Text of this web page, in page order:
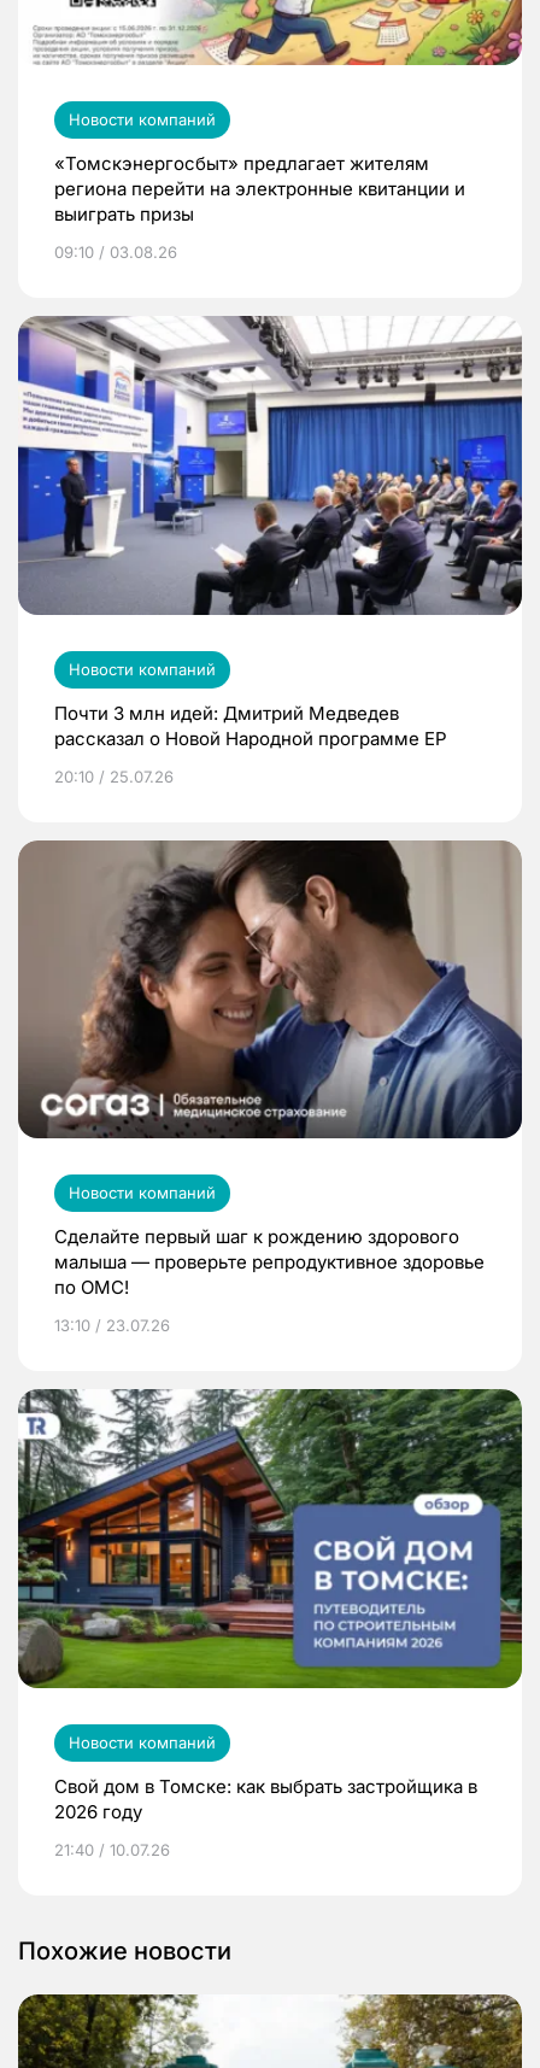
Новости компаний
«Томскэнергосбыт» предлагает жителям
региона перейти на электронные квитанции и
выиграть призы
09:10 / 03.08.26
Новости компаний
Почти 3 млн идей: Дмитрий Медведев
рассказал о Новой Народной программе ЕР
20:10 / 25.07.26
Новости компаний
Сделайте первый шаг к рождению здорового
малыша — проверьте репродуктивное здоровье
по ОМС!
13:10 / 23.07.26
Новости компаний
Свой дом в Томске: как выбрать застройщика в
2026 году
21:40 / 10.07.26
Похожие новости